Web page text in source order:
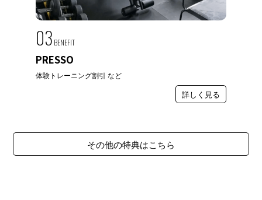
03 BENEFIT
PRESSO
体験トレーニング割引 など
詳しく見る
その他の特典はこちら